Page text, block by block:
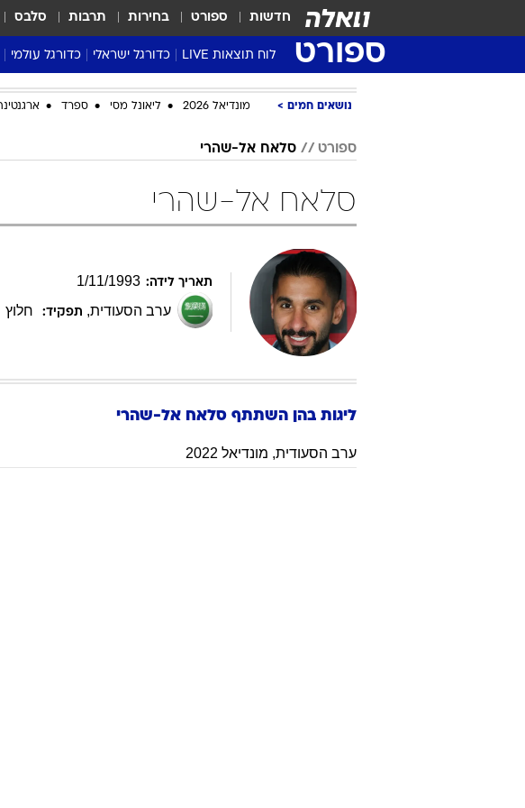
חדשות ספורט בחירות תרבות סלבס
ספורט לוח תוצאות LIVE כדורגל ישראלי
ליגת העל Winner
שגרירים
נבחרות ישראל
ליגה א'
כדורגל עולמי
ליגה אנגלית
ליגת האלופות
דרום אמריקה
נושאים חמים מונדיאל 2026 ליאונל מסי ספרד
ספורט סלאח אל-שהרי
סלאח אל-שהרי
תאריך לידה: 1/11/1993
ערב הסעודית, תפקיד: חלוץ
ליגות בהן השתתף סלאח אל-שהרי
ערב הסעודית, מונדיאל 2022